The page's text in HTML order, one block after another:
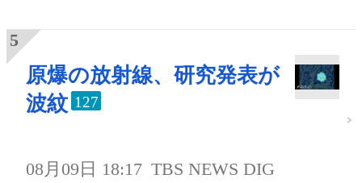
原爆の放射線、研究発表が
波紋 127
08月09日 18:17 TBS NEWS DIG